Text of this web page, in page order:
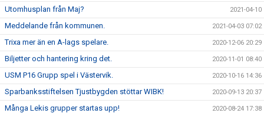
Utomhusplan från Maj? 2021-04-10
Meddelande från kommunen. 2021-04-03 07:02
Trixa mer än en A-lags spelare. 2020-12-06 20:29
Biljetter och hantering kring det. 2020-11-01 08:40
USM P16 Grupp spel i Västervik. 2020-10-16 14:36
Sparbanksstiftelsen Tjustbygden stöttar WIBK! 2020-09-13 20:37
Många Lekis grupper startas upp! 2020-08-24 17:38